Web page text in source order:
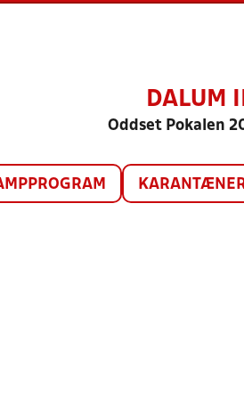
DALUM
Oddset Pokalen